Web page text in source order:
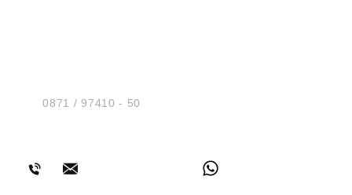
Tel.:0871 / 97410 - 50